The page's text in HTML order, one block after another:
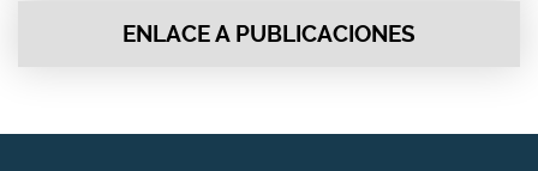
ENLACE A PUBLICACIONES